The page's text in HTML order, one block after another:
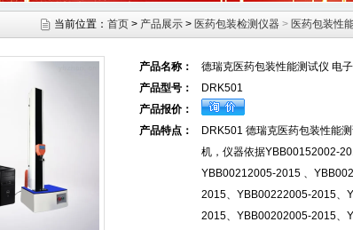
当前位置： 首页 > 产品展示 > 医药包装检测仪器 > 医药包装性
产品名称：
德瑞克医药包装性能测试仪 电
产品型号：
DRK501
产品报价：
产品特点：
DRK501 德瑞克医药包装性能
机，仪器依据YBB00152002-
YBB00212005-2015 、
2015、YBB00222005-2015、
2015、YBB00202005-2015、